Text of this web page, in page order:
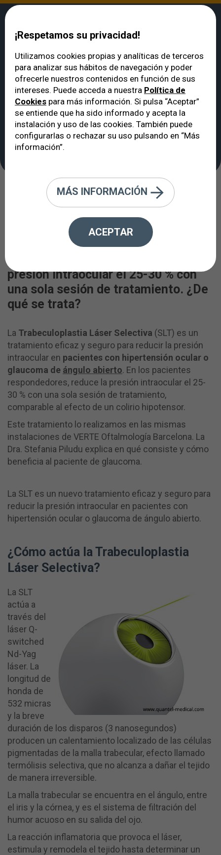
VERTE
SLT: una técnica altamente efectiva para reducir la
presión intraocular
SLT: una técnica
altamente efectiva
para reducir la presión
intraocular
26/06/2017
La Trabeculoplastia Láser Selectiva
o SLT es un nuevo tratamiento para
presión intraocular el 25-30 % con
una sola sesión de tratamiento. ¿De
qué se trata?
La Trabeculoplastia Láser Selectiva (SLT) es un
tratamiento eficaz y seguro para reducir la presión
intraocular en pacientes con hipertensión ocular o
glaucoma de ángulo abierto. En los pacientes
respondedores, reduce la presión intraocular el 25-
30 % con una sola sesión de tratamiento,
comparable al efecto de un colirio hipotensor.
Este tratamiento lo realizamos en las mismas
instalaciones de VERTE Oftalmología Barcelona. La
Dra. Stefania Piludu explica en qué consiste y cómo
beneficia al paciente de glaucoma.
La SLT es un nuevo tratamiento eficaz y seguro para
reducir la presión intraocular en pacientes con
hipertensión ocular o glaucoma de ángulo abierto.
¿Cómo actúa laTrabeculoplastia
Láser Selectiva?
La SLT
actúa a
través del
láser Q-
switched
Nd-Yag
láser. La
longitud de
honda de
532 micras
y la breve
duración de los disparos (3 nanosegundos)
producen un calentamiento localizado de las células
pigmentadas de la malla trabecular, efecto llamado
termólisis selectiva, que no alcanza a dañar el tejido
de manera irreversible.
La malla trabecular se encuentra en el ángulo, entre
el iris y la córnea, y es el sistema de filtración del
humor acuoso en su salida del ojo.
La reacción inflamatoria que provoca el láser,
estimula y remodela el tejido hasta determinar un
¡Respetamos su privacidad!
Utilizamos cookies propias y analíticas de terceros
para analizar sus hábitos de navegación y poder
ofrecerle nuestros contenidos en función de sus
intereses. Puede acceda a nuestra Política de
Cookies para más información. Si pulsa “Aceptar”
se entiende que ha sido informado y acepta la
instalación y uso de las cookies. También puede
configurarlas o rechazar su uso pulsando en “Más
información”.
MÁS INFORMACIÓN
ACEPTAR